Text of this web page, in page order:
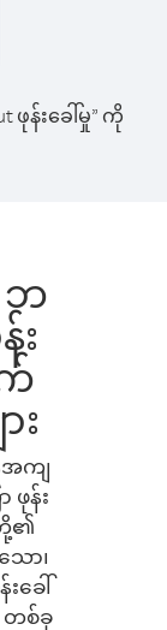
ဖုန်းခေါ်မှု” ကို
ဘ
း
း
ကျ
ဖုန်း
တို့၏
ော၊
ခေါ်
တစ်ခု